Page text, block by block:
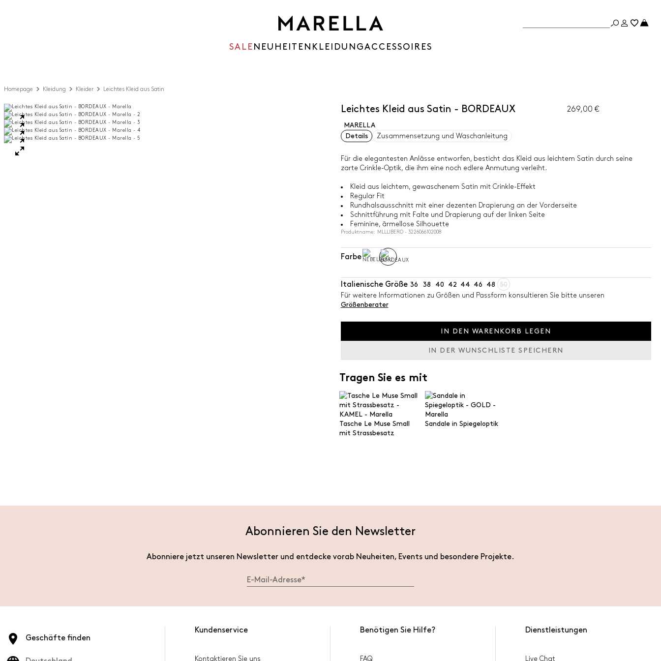
SALE NEUHEITEN KLEIDUNGACCESSOIRES
Homepage Kleidung Kleider Leichtes Kleid aus Satin
Leichtes Kleid aus Satin - BORDEAUX 269,00 €
MARELLA
Details
Zusammensetzung und Waschanleitung
Für die elegantesten Anlässe entworfen, besticht das Kleid aus leichtem Satin durch seine
zarte Crinkle-Optik, die ihm eine noch edlere Anmutung verleiht.
Kleid aus leichtem, gewaschenem Satin mit Crinkle-Effekt
Regular Fit
Rundhalsausschnitt mit einer dezenten Drapierung an der Vorderseite
Schnittführung mit Falte und Drapierung auf der linken Seite
Feminine, ärmellose Silhouette
Produktname: MLLLIBERO - 3226066102008
Farbe
Italienische Größe 36 38 40 42 44 46 48
50
Für weitere Informationen zu Größen und Passform konsultieren Sie bitte unseren
Größenberater
IN DEN WARENKORB LEGEN
IN DER WUNSCHLISTE SPEICHERN
Tragen Sie es mit
Tasche Le Muse Small
mit Strassbesatz
Sandale in Spiegeloptik
Abonnieren Sie den Newsletter
Abonniere jetzt unseren Newsletter und entdecke vorab Neuheiten, Events und besondere Projekte.
Geschäfte finden
Kundenservice
Kontaktieren Sie uns
Benötigen Sie Hilfe?
FAQ
Dienstleistungen
Live Chat